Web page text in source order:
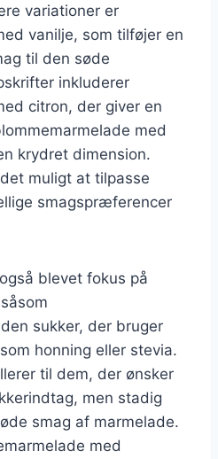
variationer er
vanilje, som tilføjer en
til den søde
inkluderer
citron, der giver en
med
krydret dimension.
muligt at tilpasse
smagspræferencer
blevet fokus på
sukker, der bruger
honning eller stevia.
til dem, der ønsker
men stadig
smag af marmelade.
med